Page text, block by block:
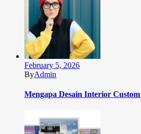
February 5, 2026
ByAdmin
Mengapa Desain Interior